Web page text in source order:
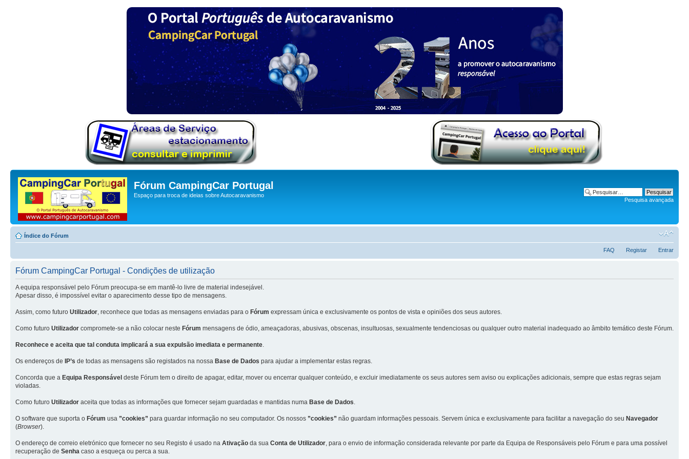
Fórum CampingCar Portugal
Espaço para troca de ideias sobre Autocaravanismo
Pesquisa avançada
Índice do Fórum
FAQ Registar Entrar
Fórum CampingCar Portugal - Condições de utilização
A equipa responsável pelo Fórum preocupa-se em mantê-lo livre de material indesejável.
Apesar disso, é impossível evitar o aparecimento desse tipo de mensagens.
Assim, como futuro Utilizador, reconhece que todas as mensagens enviadas para o Fórum expressam única e exclusivamente os pontos de vista e opiniões dos seus autores.
Como futuro Utilizador compromete-se a não colocar neste Fórum mensagens de ódio, ameaçadoras, abusivas, obscenas, insultuosas, sexualmente tendenciosas ou qualquer outro material inadequado ao âmbito temático deste Fórum.
Reconhece e aceita que tal conduta implicará a sua expulsão imediata e permanente.
Os endereços de IP’s de todas as mensagens são registados na nossa Base de Dados para ajudar a implementar estas regras.
Concorda que a Equipa Responsável deste Fórum tem o direito de apagar, editar, mover ou encerrar qualquer conteúdo, e excluir imediatamente os seus autores sem aviso ou explicações adicionais, sempre que estas regras sejam
violadas.
Como futuro Utilizador aceita que todas as informações que fornecer sejam guardadas e mantidas numa Base de Dados.
O software que suporta o Fórum usa ”cookies” para guardar informação no seu computador. Os nossos ”cookies” não guardam informações pessoais. Servem única e exclusivamente para facilitar a navegação do seu Navegador
(Browser).
O endereço de correio eletrónico que fornecer no seu Registo é usado na Ativação da sua Conta de Utilizador, para o envio de informação considerada relevante por parte da Equipa de Responsáveis pelo Fórum e para uma possível
recuperação de Senha caso a esqueça ou perca a sua.